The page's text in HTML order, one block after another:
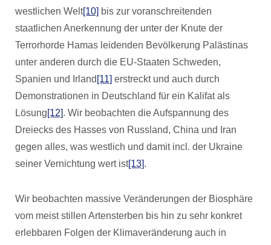
westlichen Welt[10] bis zur voranschreitenden
staatlichen Anerkennung der unter der Knute der
Terrorhorde Hamas leidenden Bevölkerung Palästinas
unter anderen durch die EU-Staaten Schweden,
Spanien und Irland [11] erstreckt und auch durch
Demonstrationen in Deutschland für ein Kalifat als
Lösung[12]. Wir beobachten die Aufspannung des
Dreiecks des Hasses von Russland, China und Iran
gegen alles, was westlich und damit incl. der Ukraine
seiner Vernichtung wert ist[13].
Wir beobachten massive Veränderungen der Biosphäre
vom meist stillen Artensterben bis hin zu sehr konkret
erlebbaren Folgen der Klimaveränderung auch in